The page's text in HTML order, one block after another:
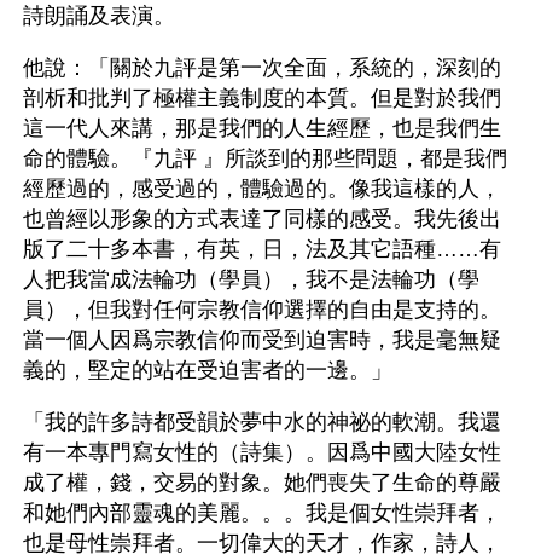
詩朗誦及表演。
他說：「關於九評是第一次全面，系統的，深刻的
剖析和批判了極權主義制度的本質。但是對於我們
這一代人來講，那是我們的人生經歷，也是我們生
命的體驗。『九評 』所談到的那些問題，都是我們
經歷過的，感受過的，體驗過的。像我這樣的人，
也曾經以形象的方式表達了同樣的感受。我先後出
版了二十多本書，有英，日，法及其它語種……有
人把我當成法輪功（學員），我不是法輪功（學
員），但我對任何宗教信仰選擇的自由是支持的。
當一個人因爲宗教信仰而受到迫害時，我是毫無疑
義的，堅定的站在受迫害者的一邊。」
「我的許多詩都受韻於夢中水的神祕的軟潮。我還
有一本專門寫女性的（詩集）。因爲中國大陸女性
成了權，錢，交易的對象。她們喪失了生命的尊嚴
和她們內部靈魂的美麗。。。我是個女性崇拜者，
也是母性崇拜者。一切偉大的天才，作家，詩人，